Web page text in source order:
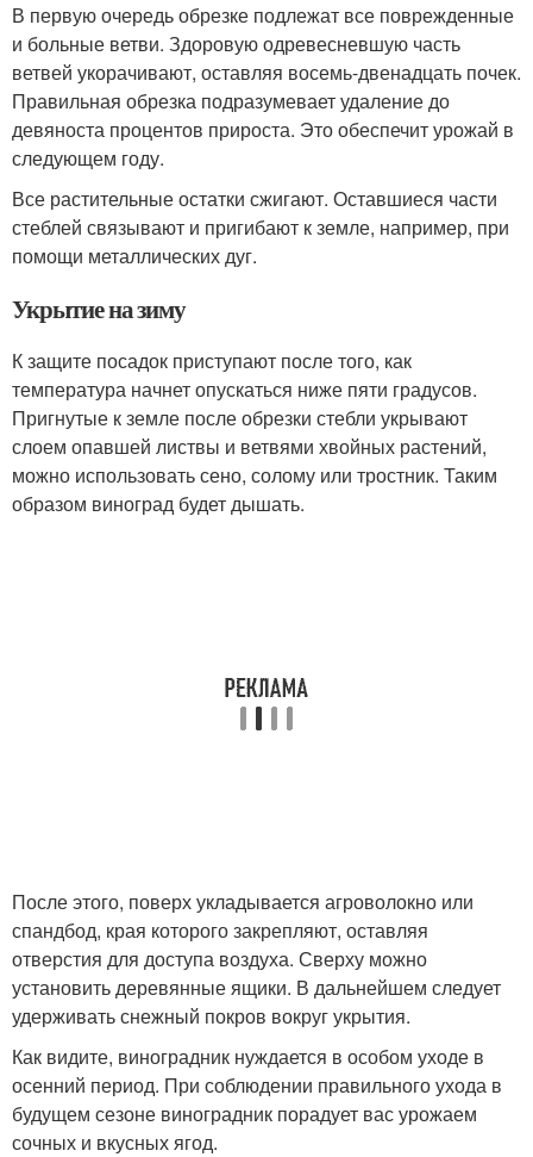
В первую очередь обрезке подлежат все поврежденные
и больные ветви. Здоровую одревесневшую часть
ветвей укорачивают, оставляя восемь-двенадцать почек.
Правильная обрезка подразумевает удаление до
девяноста процентов прироста. Это обеспечит урожай в
следующем году.
Все растительные остатки сжигают. Оставшиеся части
стеблей связывают и пригибают к земле, например, при
помощи металлических дуг.
Укрытие на зиму
К защите посадок приступают после того, как
температура начнет опускаться ниже пяти градусов.
Пригнутые к земле после обрезки стебли укрывают
слоем опавшей листвы и ветвями хвойных растений,
можно использовать сено, солому или тростник. Таким
образом виноград будет дышать.
После этого, поверх укладывается агроволокно или
спандбод, края которого закрепляют, оставляя
отверстия для доступа воздуха. Сверху можно
установить деревянные ящики. В дальнейшем следует
удерживать снежный покров вокруг укрытия.
Как видите, виноградник нуждается в особом уходе в
осенний период. При соблюдении правильного ухода в
будущем сезоне виноградник порадует вас урожаем
сочных и вкусных ягод.